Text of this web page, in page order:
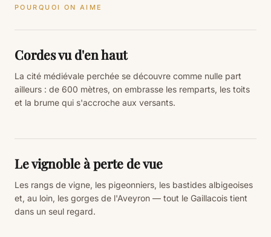
POURQUOI ON AIME
Cordes vu d'en haut
La cité médiévale perchée se découvre comme nulle part
ailleurs : de 600 mètres, on embrasse les remparts, les toits
et la brume qui s'accroche aux versants.
Le vignoble à perte de vue
Les rangs de vigne, les pigeonniers, les bastides albigeoises
et, au loin, les gorges de l'Aveyron — tout le Gaillacois tient
dans un seul regard.